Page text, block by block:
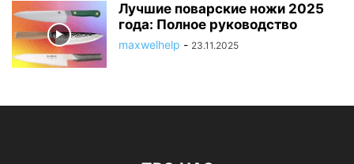
Лучшие поварские ножи 2025
года: Полное руководство
maxwelhelp - 23.11.2025